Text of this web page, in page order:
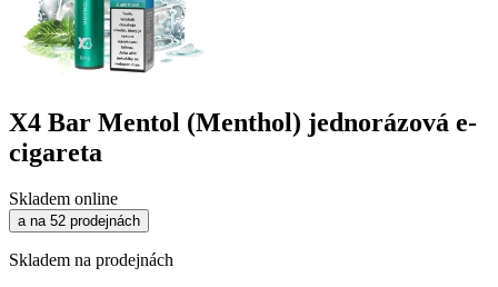
X4 Bar Mentol (Menthol) jednorázová e-
cigareta
Skladem online
a na 52 prodejnách
Skladem na prodejnách